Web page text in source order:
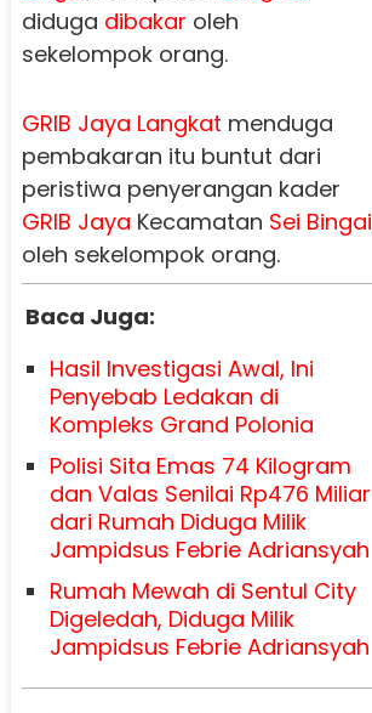
diduga dibakar oleh
sekelompok orang.
GRIB Jaya Langkat menduga
pembakaran itu buntut dari
peristiwa penyerangan kader
GRIB Jaya Kecamatan Sei Bingai
oleh sekelompok orang.
Baca Juga:
Hasil Investigasi Awal, Ini
Penyebab Ledakan di
Kompleks Grand Polonia
Polisi Sita Emas 74 Kilogram
dan Valas Senilai Rp476 Miliar
dari Rumah Diduga Milik
Jampidsus Febrie Adriansyah
Rumah Mewah di Sentul City
Digeledah, Diduga Milik
Jampidsus Febrie Adriansyah